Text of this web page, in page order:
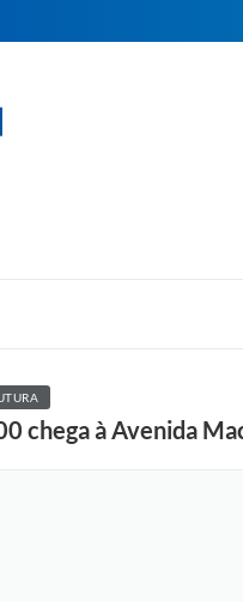
chega à Avenida